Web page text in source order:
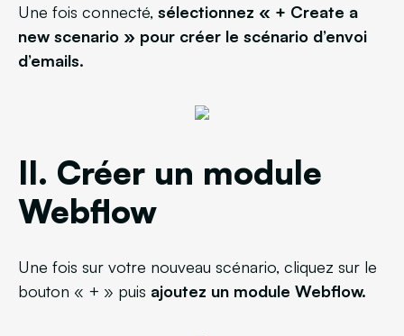
Une fois connecté, sélectionnez « + Create a
new scenario » pour créer le scénario d’envoi
d’emails.
II. Créer un module
Webflow
Une fois sur votre nouveau scénario, cliquez sur le
bouton « + » puis ajoutez un module Webflow.